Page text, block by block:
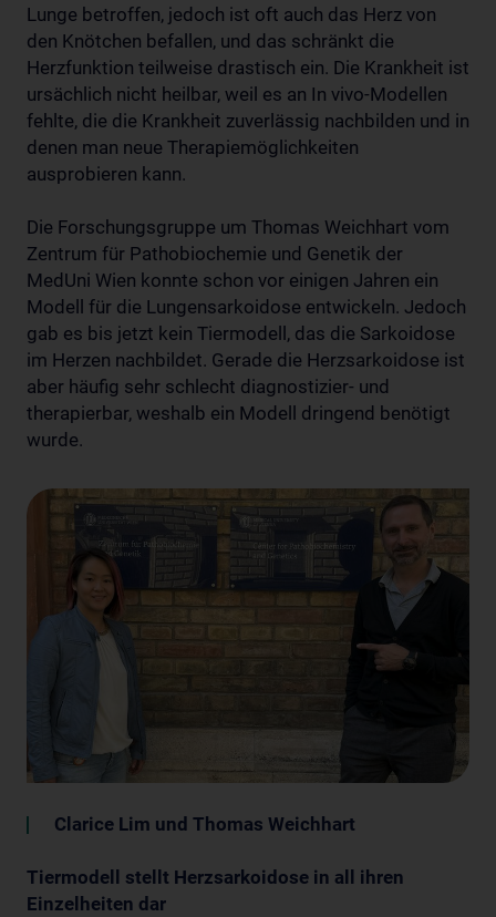
Lunge betroffen, jedoch ist oft auch das Herz von
den Knötchen befallen, und das schränkt die
Herzfunktion teilweise drastisch ein. Die Krankheit ist
ursächlich nicht heilbar, weil es an In vivo-Modellen
fehlte, die die Krankheit zuverlässig nachbilden und in
denen man neue Therapiemöglichkeiten
ausprobieren kann.
Die Forschungsgruppe um Thomas Weichhart vom
Zentrum für Pathobiochemie und Genetik der
MedUni Wien konnte schon vor einigen Jahren ein
Modell für die Lungensarkoidose entwickeln. Jedoch
gab es bis jetzt kein Tiermodell, das die Sarkoidose
im Herzen nachbildet. Gerade die Herzsarkoidose ist
aber häufig sehr schlecht diagnostizier- und
therapierbar, weshalb ein Modell dringend benötigt
wurde.
Clarice Lim und Thomas Weichhart
Tiermodell stellt Herzsarkoidose in all ihren
Einzelheiten dar